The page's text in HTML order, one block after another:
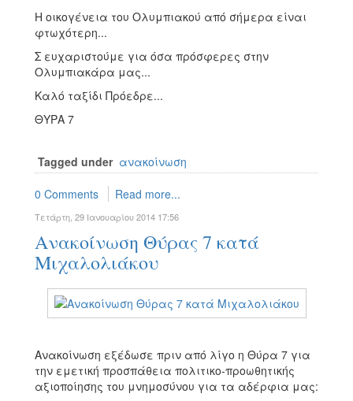
Η οικογένεια του Ολυμπιακού από σήμερα είναι
φτωχότερη...
Σ ευχαριστούμε για όσα πρόσφερες στην
Ολυμπιακάρα μας...
Καλό ταξίδι Πρόεδρε...
ΘΥΡΑ 7
Tagged under ανακοίνωση
0 Comments Read more...
Τετάρτη, 29 Ιανουαρίου 2014 17:56
Ανακοίνωση Θύρας 7 κατά
Μιχαλολιάκου
Ανακοίνωση εξέδωσε πριν από λίγο η Θύρα 7 για
την εμετική προσπάθεια πολιτικο-προωθητικής
αξιοποίησης του μνημοσύνου για τα αδέρφια μας: